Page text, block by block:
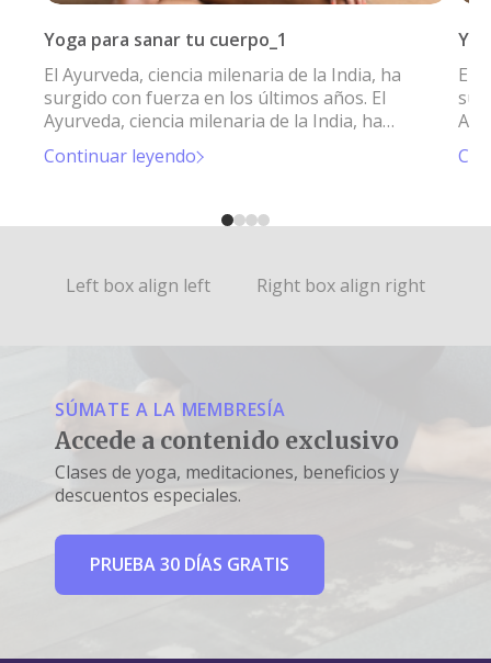
Yoga para sanar tu cuerpo_1
El Ayurveda, ciencia milenaria de la India, ha
surgido con fuerza en los últimos años. El
Ayurveda, ciencia milenaria de la India, ha
surgido con fuerza en los últimos años.
Continuar leyendo
El
Left box align left Right box align right
SÚMATE A LA MEMBRESÍA
Accede a contenido exclusivo
Clases de yoga, meditaciones, beneficios y
descuentos especiales.
PRUEBA 30 DÍAS GRATIS